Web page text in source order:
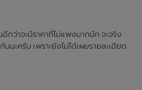
กว่าจะมีราคาที่ไม่แพงมากนัก จะจริง
นะครับ เพราะยังไม่ได้เผยรายละเอียด